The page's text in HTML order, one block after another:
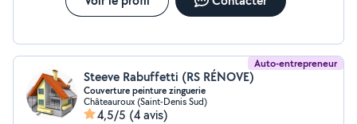
Auto-entrepreneur
Steeve Rabuffetti (RS RÉNOVE)
Couverture peinture zinguerie
Châteauroux (Saint-Denis Sud)
4,5/5 (4 avis)